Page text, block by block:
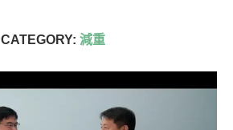
CATEGORY: 減重